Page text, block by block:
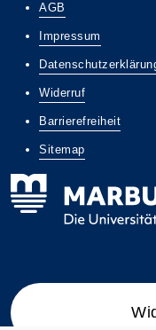
AGB
Impressum
Widerruf
Barrierefreiheit
Sitemap